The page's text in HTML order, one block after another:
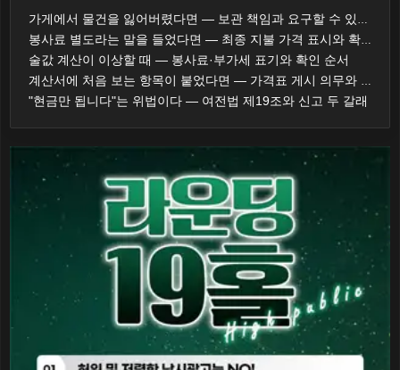
가게에서 물건을 잃어버렸다면 — 보관 책임과 요구할 수 있는 것
봉사료 별도라는 말을 들었다면 — 최종 지불 가격 표시와 확인 순서
술값 계산이 이상할 때 — 봉사료·부가세 표기와 확인 순서
계산서에 처음 보는 항목이 붙었다면 — 가격표 게시 의무와 대응 순서
"현금만 됩니다"는 위법이다 — 여전법 제19조와 신고 두 갈래